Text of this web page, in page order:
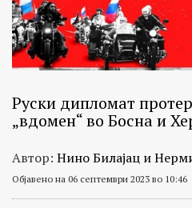
Руски дипломат
„вдомен“ во Босна и
Автор: Нино Билајац и
Објавено на 06 септември 2023 во 10:46